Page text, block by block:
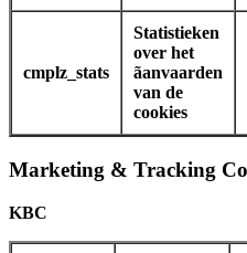
cmplz_stats
Statistieken
over het
ãanvaarden
van de
cookies
Marketing & Tracking
KBC